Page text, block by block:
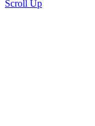
Scroll Up